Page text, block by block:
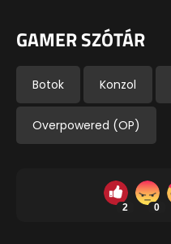
GAMER SZÓTÁR
Botok Konzol
Overpowered (OP)
2 0